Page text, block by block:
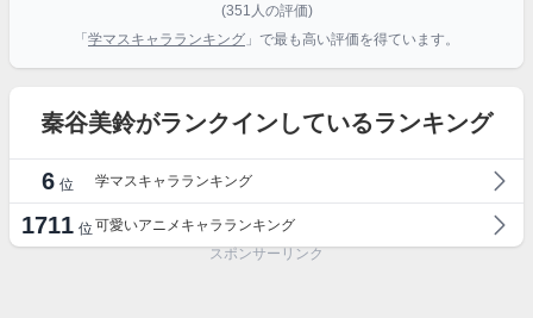
(351人の評価)
「 学マスキャラランキング 」で最も高い評価を得ています。
秦谷美鈴がランクインしているランキング
6 位 学マスキャラランキング
1711 位 可愛いアニメキャラランキング
スポンサーリンク